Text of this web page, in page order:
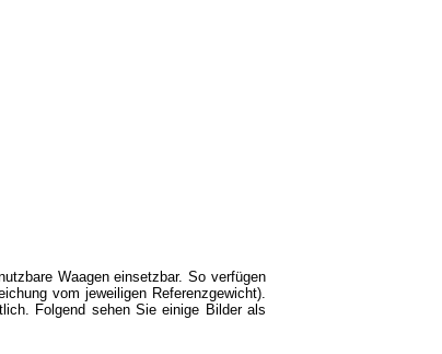
Waagen einsetzbar. So verfügen
vom jeweiligen Referenzgewicht).
Folgend sehen Sie einige Bilder als